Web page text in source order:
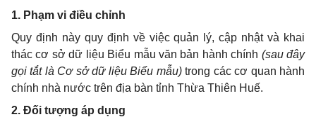
1. Phạm vi điều chỉnh
Quy định này quy định về việc quản lý, cập nhật và khai
thác cơ sở dữ liệu Biểu mẫu văn bản hành chính (sau đây
gọi tắt là Cơ sở dữ liệu Biểu mẫu)trong các cơ quan hành
chính nhà nước trên địa bàn tỉnh Thừa Thiên Huế.
2. Đối tượng áp dụng